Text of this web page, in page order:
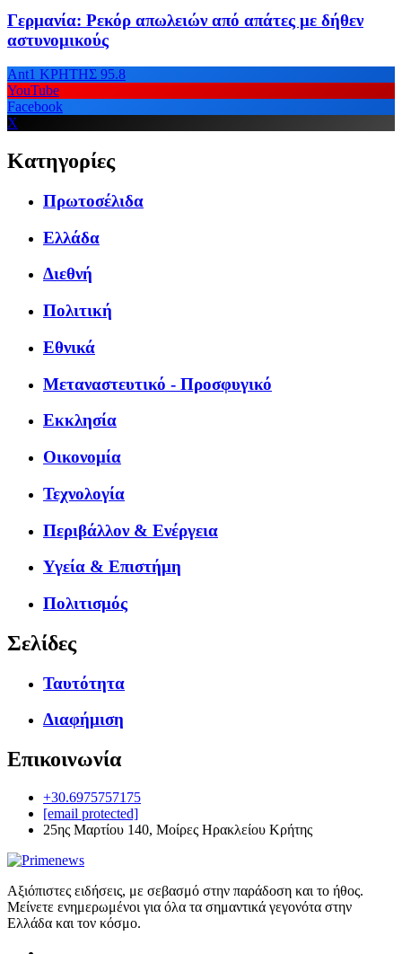
Γερμανία: Ρεκόρ απωλειών από απάτες με δήθεν
αστυνομικούς
Ant1 ΚΡΗΤΗΣ 95.8
YouTube
Facebook
X
Κατηγορίες
Πρωτοσέλιδα
Ελλάδα
Διεθνή
Πολιτική
Εθνικά
Μεταναστευτικό - Προσφυγικό
Εκκλησία
Οικονομία
Τεχνολογία
Περιβάλλον & Ενέργεια
Υγεία & Επιστήμη
Πολιτισμός
Σελίδες
Ταυτότητα
Διαφήμιση
Επικοινωνία
+30.6975757175
[email protected]
25ης Μαρτίου 140, Μοίρες Ηρακλείου Κρήτης
Αξιόπιστες ειδήσεις, με σεβασμό στην παράδοση και το ήθος.
Μείνετε ενημερωμένοι για όλα τα σημαντικά γεγονότα στην
Ελλάδα και τον κόσμο.